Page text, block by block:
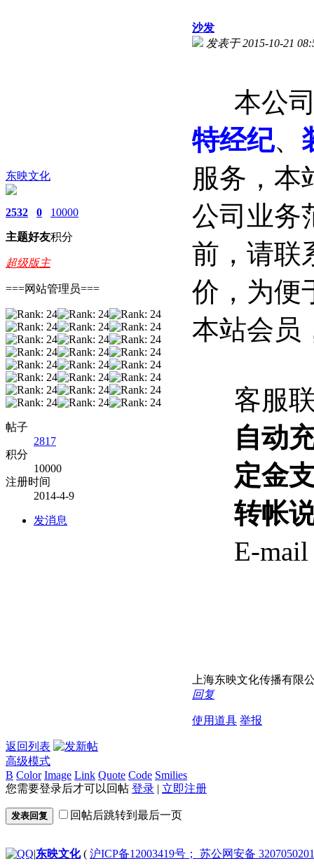
东映文化
2532
主题
0
好友
10000
积分
超级版主
===网站管理员===
帖子
2817
积分
10000
注册时间
2014-4-9
发消息
沙发
发表于 2015-10-21
本公司
特经纪、
服务，本
公司业务
前，请联
价，为便
本站会员
客服联
自动
定金
转帐
E-
上海东映文化传播有限
回复
使用道具 举报
返回列表
高级模式
B Color Image Link Quote Code Smilies
您需要登录后才可以回帖 登录 | 立即注册
发表回复 回帖后跳转到最后一页
|东映文化( 沪ICP备12003419号； 苏公网安备